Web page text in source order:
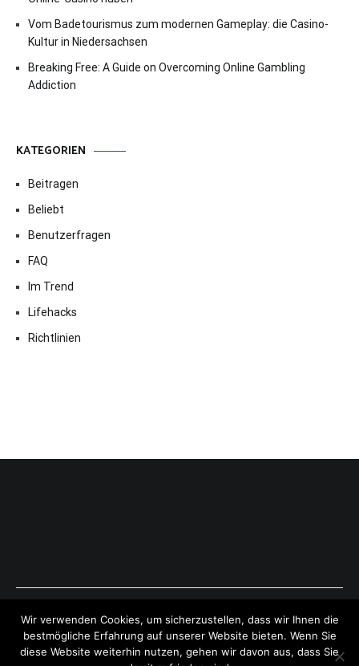
Vom Badetourismus zum modernen Gameplay: die Casino-
Kultur in Niedersachsen
Breaking Free: A Guide on Overcoming Online Gambling
Addiction
KATEGORIEN
Beitragen
Beliebt
Benutzerfragen
FAQ
Im Trend
Lifehacks
Richtlinien
Copyright © 2026ExpressAntworten.com . All rights reserved.
Theme:Cenote by ThemeGrill. Powered byWordPress .
Wir verwenden Cookies, um sicherzustellen, dass wir Ihnen die
bestmögliche Erfahrung auf unserer Website bieten. Wenn Sie
diese Website weiterhin nutzen, gehen wir davon aus, dass Sie